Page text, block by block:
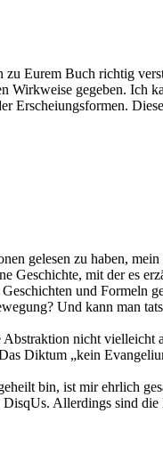
Eurem Buch richtig
Wirkweise gegeben. Ich
Erscheiungsformen.
gelesen zu haben,
Geschichte, mit der es
und Formeln
Und kann man
Abstraktion nicht
Diktum „kein
bin, ist mir ehrlich
Allerdings sind